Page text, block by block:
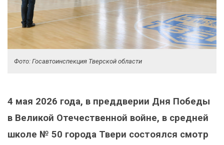
Фото: Госавтоинспекция Тверской области
4 мая 2026 года, в преддверии Дня Победы
в Великой Отечественной войне, в средней
школе № 50 города Твери состоялся смотр